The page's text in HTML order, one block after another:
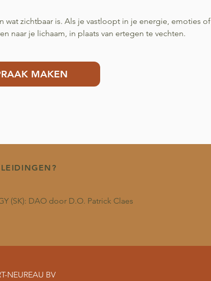
zichtbaar is. Als je vastloopt in je energie, emoties of
naar je lichaam, in plaats van ertegen te vechten.
MAKEN
(SK): DAO door D.O. Patrick Claes
NEUREAU BV